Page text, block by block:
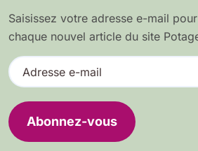
Saisissez votre adresse e-mail
chaque nouvel article du site
A
d
e
s
Abonnez-vous